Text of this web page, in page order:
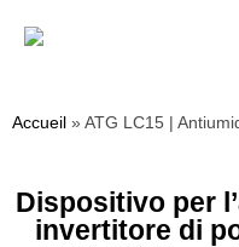
Accueil » ATG LC15 |
Dispositivo per
invertitore di